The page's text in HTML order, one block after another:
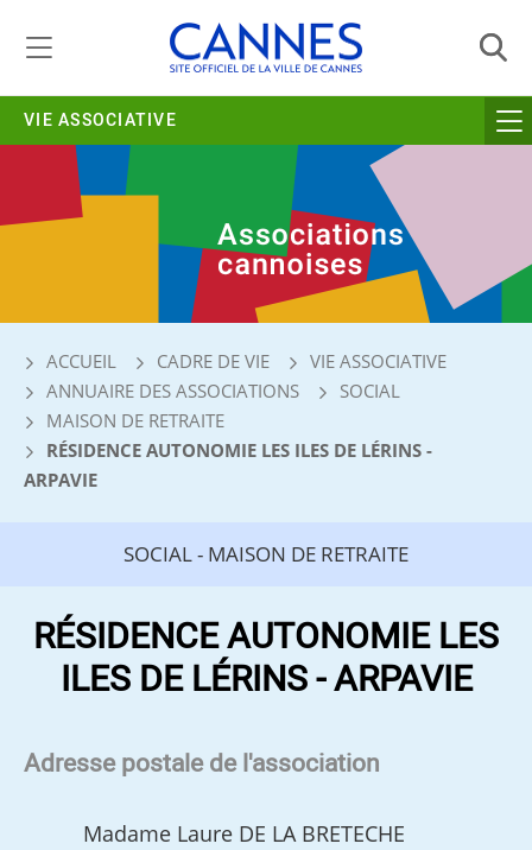
VIE ASSOCIATIVE
ACCUEIL CADRE DE VIE
VIE ASSOCIATIVE
ANNUAIRE DES ASSOCIATIONS
SOCIAL
MAISON DE RETRAITE
RÉSIDENCE AUTONOMIE LES ILES DE LÉRINS -
ARPAVIE
SOCIAL - MAISON DE RETRAITE
RÉSIDENCE AUTONOMIE LES
ILES DE LÉRINS - ARPAVIE
Adresse postale de l'association
Madame Laure DE LA BRETECHE